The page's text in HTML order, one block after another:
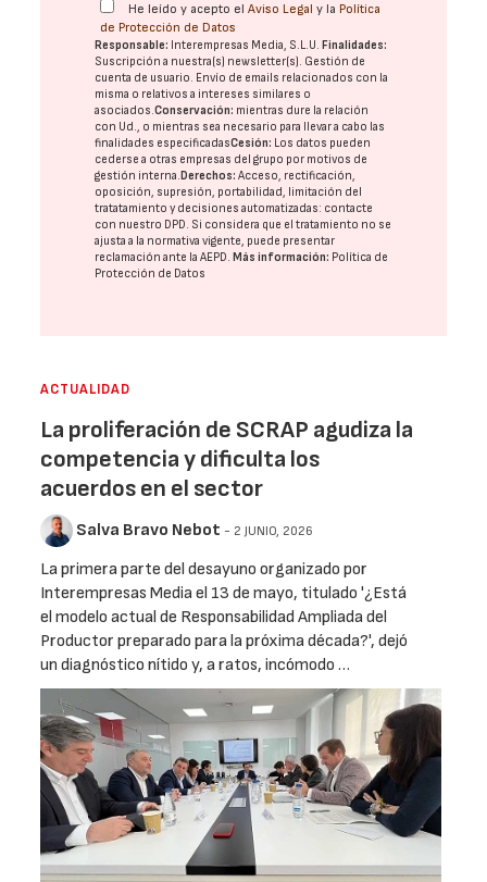
He leído y acepto elAviso Legal y la Política
de Protección de Datos
Responsable: Interempresas Media, S.L.U. Finalidades:
Suscripción a nuestra(s) newsletter(s). Gestión de
cuenta de usuario. Envío de emails relacionados con la
misma o relativos a intereses similares o
asociados.Conservación: mientras dure la relación
con Ud., o mientras sea necesario para llevar a cabo las
finalidades especificadasCesión: Los datos pueden
cederse a otras empresas del grupo por motivos de
gestión interna. Derechos: Acceso, rectificación,
oposición, supresión, portabilidad, limitación del
tratatamiento y decisiones automatizadas: contacte
con nuestro DPD. Si considera que el tratamiento no se
ajusta a la normativa vigente, puede presentar
reclamación ante laAEPD. Más información: Política de
Protección de Datos
ACTUALIDAD
La proliferación de SCRAP agudiza la
competencia y dificulta los
acuerdos en el sector
Salva Bravo Nebot - 2 JUNIO, 2026
La primera parte del desayuno organizado por
Interempresas Media el 13 de mayo, titulado '¿Está
el modelo actual de Responsabilidad Ampliada del
Productor preparado para la próxima década?', dejó
un diagnóstico nítido y, a ratos, incómodo …